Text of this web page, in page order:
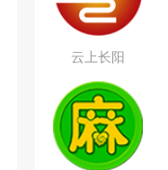
云上长阳